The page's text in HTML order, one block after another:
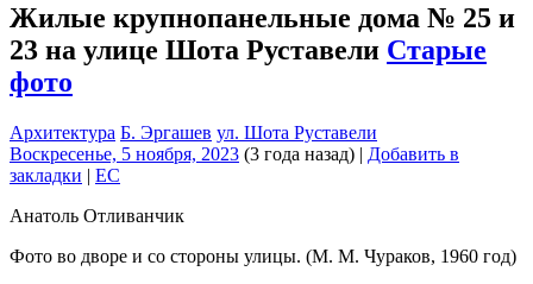
Жилые крупнопанельные дома № 25 и
23 на улице Шота Руставели Старые
фото
Архитектура Б. Эргашев ул. Шота Руставели
Воскресенье, 5 ноября, 2023 (3 года назад) | Добавить в
закладки | EC
Анатоль Отливанчик
Фото во дворе и со стороны улицы. (М. М. Чураков, 1960 год)